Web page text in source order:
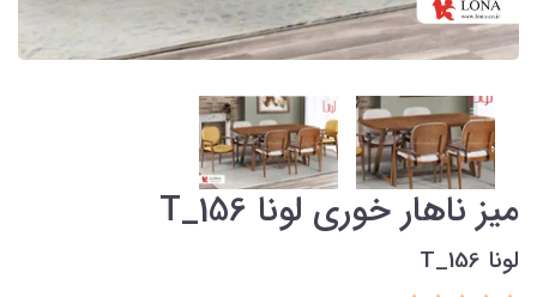
میز ناهار خوری لونا T_156
لونا T_156